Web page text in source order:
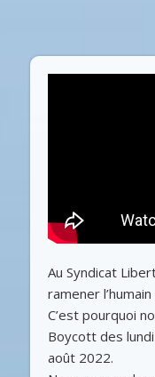
Au Syndicat
ramener
C’est pourquoi
Boycott des
août 2022.